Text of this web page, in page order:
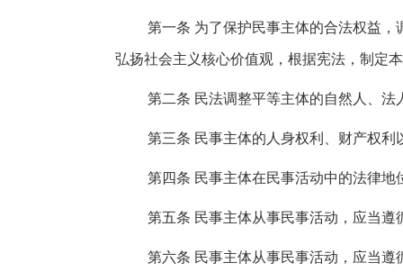
第一条 为了保护民事主体的合法权益
弘扬社会主义核心价值观，根据宪法，制定
第二条 民法调整平等主体的自然人、
第三条 民事主体的人身权利、财产权
第四条 民事主体在民事活动中的法律地
第五条 民事主体从事民事活动，应当
第六条 民事主体从事民事活动，应当